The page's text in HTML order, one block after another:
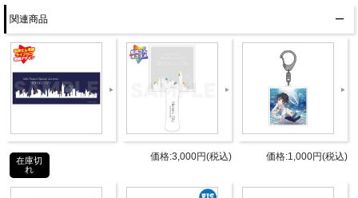
商品紹介
関連商品
在庫切
れ
価格:3,000円(税込) 価格:1,000円(税込)